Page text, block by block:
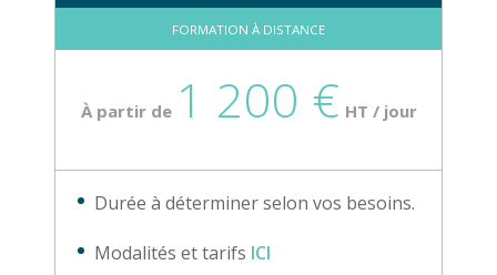
FORMATION À DISTANCE
À partir de 1 200 € HT / jour
Durée à déterminer selon vos besoins.
Modalités et tarifs ICI